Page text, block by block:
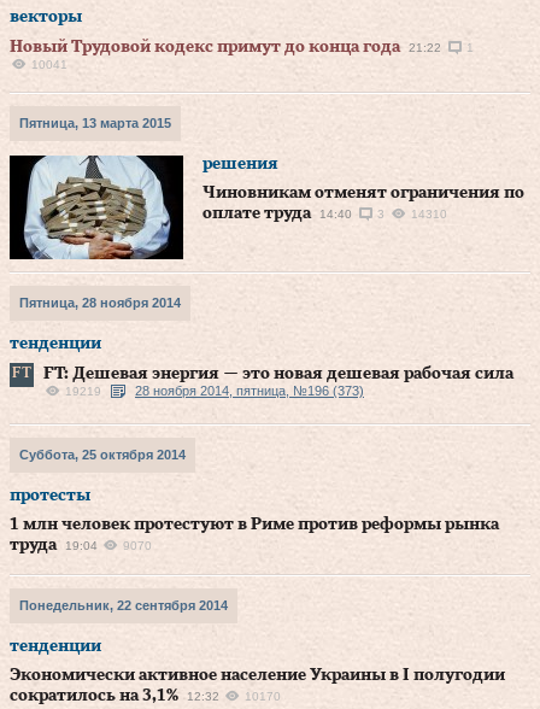
векторы
Новый Трудовой кодекс примут до конца года
21:22
1
10041
Пятница, 13 марта 2015
решения
Чиновникам отменят ограничения по
оплате труда
14:40 3 14310
Пятница, 28 ноября 2014
тенденции
FT: Дешевая энергия — это новая дешевая рабочая сила
19219 28 ноября 2014, пятница, №196 (373)
Суббота, 25 октября 2014
протесты
1 млн человек протестуют в Риме против реформы рынка
труда
19:04 9070
Понедельник, 22 сентября 2014
тенденции
Экономически активное население Украины в I полугодии
сократилось на 3,1%
12:32 10170